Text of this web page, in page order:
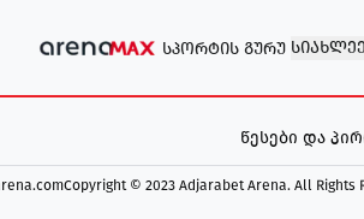
ᲡᲞᲝᲠᲢᲘᲡ ᲒᲣᲠᲣ
წესები და
Copyright © 2023 Adjarabet Arena. All Rights